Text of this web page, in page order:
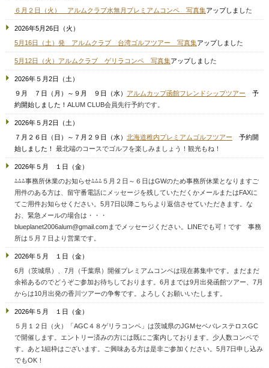
６月２日（火） アルムクラブ水無月プレミアムコンペ 写真集アップしました
2026年5月26日（火）
5月16日（土）発 アルムクラブ 台湾ゴルフツアー 写真集アップしました
5月12日（火）アルムクラブ ゲリラコンペ 写真集アップしました
2026年５月2日（土）
９月 ７日（月）～９月 ９日（水） アルムカップ函館フレンドシップツアー
予
約開始しました！ ALUM CLUB会員先行予約です。
2026年５月2日（土）
７月２６日（日）～７月２９日（水） 北海道稚内プレミアムゴルフツアー 予約開
始しました！
最北端のコースでゴルフを楽しみましょう！観光もね！
2026年５月 １日（金）
⁂⁂⁂事務所休業のお知らせ⁂⁂⁂５月２日～６日はGWのため事務所休業となりますご
用件のある方は、留守番電話にメッセージを残していただくかメールまたはFAXに
てご用件お知らせください。5月7日以降こちらより返信させていただきます。な
お、緊急メールの場合は・・・
blueplanet2006alum@gmail.comまでメッセージください。 LINEでも可！です 事務
所は５月７日より営業です。
2026年５月 １日（金）
6月（茨城県）、7月（千葉県）開催プレミアムコンペは現在募集中です。まだまだ
余裕あるのでどうぞご参加お待ちしております。6月までは9月出発函館ツアー、7月
からは10月出発の香川ツアーの争奪です。よろしくお願いいたします。
2026年５月 １日（金）
５月１２日（火）「AGC４８ゲリラコンペ」は茨城県のJGMセベバレステロスGC
で開催します。エントリー済みの方には既にご案内しております。少人数コンペで
す。あと1組枠はございます。ご興味ある方は是非ご参加ください。5月7日申し込み
でもOK！